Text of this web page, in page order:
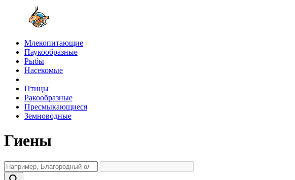
Млекопитающие
Паукообразные
Рыбы
Насекомые
Птицы
Ракообразные
Пресмыкающиеся
Земноводные
Гиены